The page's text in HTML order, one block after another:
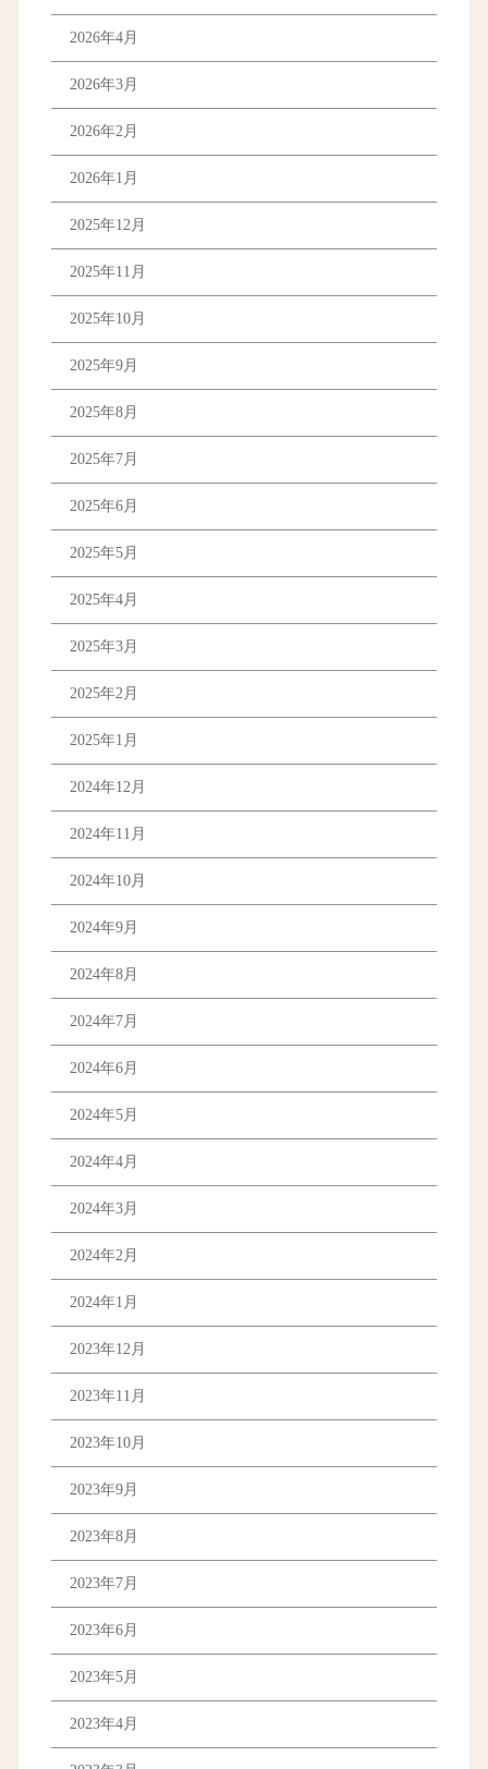
2026年4月
2026年3月
2026年2月
2026年1月
2025年12月
2025年11月
2025年10月
2025年9月
2025年8月
2025年7月
2025年6月
2025年5月
2025年4月
2025年3月
2025年2月
2025年1月
2024年12月
2024年11月
2024年10月
2024年9月
2024年8月
2024年7月
2024年6月
2024年5月
2024年4月
2024年3月
2024年2月
2024年1月
2023年12月
2023年11月
2023年10月
2023年9月
2023年8月
2023年7月
2023年6月
2023年5月
2023年4月